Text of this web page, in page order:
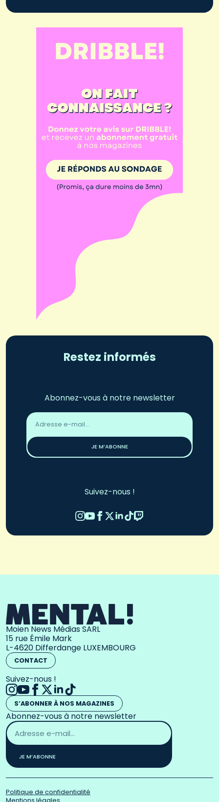
Restez informés
Abonnez-vous à notre newsletter
Adresse
email
JE M’ABONNE
Suivez-nous !
Moien News Médias SARL
15 rue Émile Mark
L-4620 Differdange LUXEMBOURG
CONTACT
Suivez-nous !
S’ABONNER À NOS MAGAZINES
Abonnez-vous à notre newsletter
Adresse
email
*
JE M’ABONNE
Politique de confidentialité
Mentions légales